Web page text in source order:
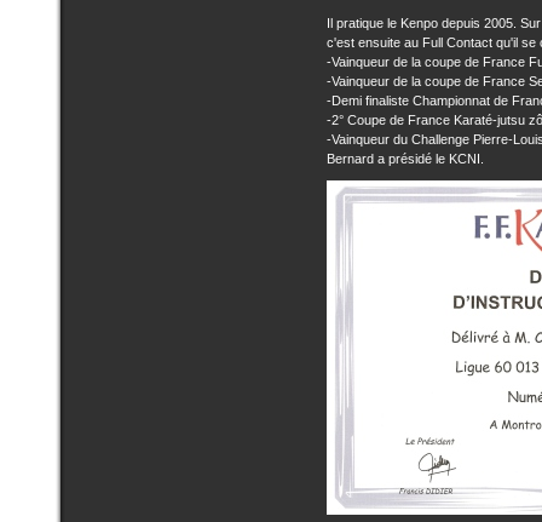
Il pratique le Kenpo depuis 2005.
c'est ensuite au Full Contact qu'il se
-Vainqueur de la coupe de France
-Vainqueur de la coupe de France
-Demi finaliste Championnat de
-2° Coupe de France Karaté-jutsu
-Vainqueur du Challenge Pierre-
Bernard a présidé le KCNI.